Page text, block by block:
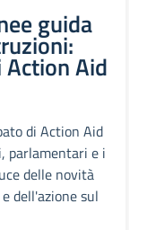
guida
Action Aid
di Action Aid
parlamentari e i
delle novità
dell'azione sul